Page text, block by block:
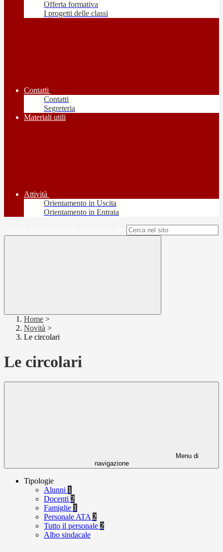
Offerta formativa
I progetti delle classi
Contatti
Contatti
Segreteria
Materiali utili
Attività
Orientamento in Uscita
Orientamento in Entrata
Home >
Novità >
Le circolari
Le circolari
Menu di
navigazione
Tipologie
Alunni 1
Docenti 2
Famiglie 1
Personale ATA 2
Tutto il personale 2
Albo sindacale